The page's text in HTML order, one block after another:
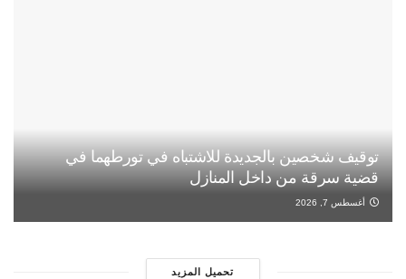
توقيف شخصين بالجديدة للاشتباه في تورطهما في
قضية سرقة من داخل المنازل
أغسطس 7, 2026
تحميل المزيد